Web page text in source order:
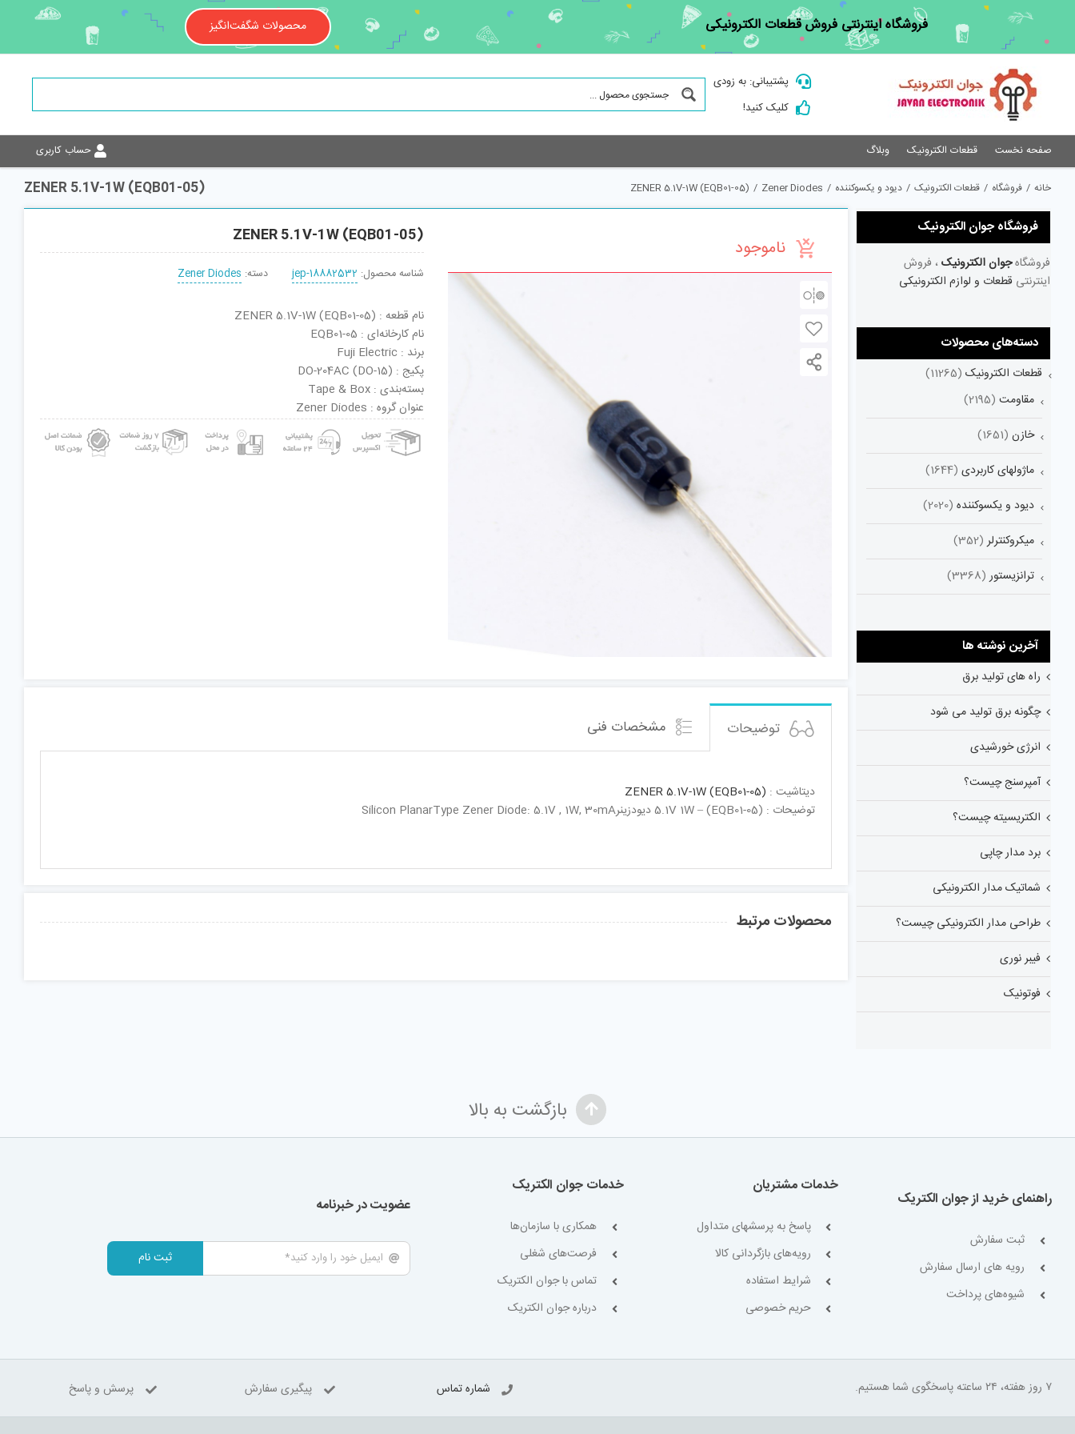
content
فروشگاه اینترنتی فروش قطعات الکترونیکی محصولات شگفت‌انگیز
پشتیبانی: به زودی
کلیک کنید!
صفحه نخست قطعات الکترونیک وبلاگ حساب کاربری
ZENER 5.1V-1W (EQB01-05) خانه / فروشگاه / قطعات الکترونیک / دیود و یکسوکننده /
Zener Diodes
/
ZENER 5.1V-1W (EQB01-05)
ناموجود ZENER 5.1V-1W (EQB01-05)
شناسه محصول: jep-18882532 دسته: Zener Diodes
نام قطعه : ZENER 5.1V-1W (EQB01-05)
نام کارخانه‌ای : EQB01-05
برند : Fuji Electric
پکیج : DO-204AC (DO-15)
بسته‌بندی : Tape & Box
عنوان گروه : Zener Diodes
توضیحات مشخصات فنی
دیتاشیت : ZENER 5.1V-1W (EQB01-05)
توضیحات : (EQB01-05) – 5.1V 1W دیودزینرSilicon PlanarType Zener Diode: 5.1V , 1W, 30mA
محصولات مرتبط
فروشگاه جوان الکترونیک
فروشگاهجوان الکترونیک ، فروش
اینترنتی قطعات و لوازم الکترونیکی
دسته‌های محصولات
قطعات الکترونیک (11265)
مقاومت (2195)
خازن (1651)
ماژولهای کاربردی (1644)
دیود و یکسوکننده (2020)
میکروکنترلر (352)
ترانزیستور (3368)
آخرین نوشته ها
راه های تولید برق
چگونه برق تولید می شود
انرژی خورشیدی
آمپرسنج چیست؟
الکتریسیته چیست؟
برد مدار چاپی
شماتیک مدار الکترونیکی
طراحی مدار الکترونیکی چیست؟
فیبر نوری
فوتونیک
بازگشت به بالا
راهنمای خرید از جوان الکتریک
ثبت سفارش
رویه های ارسال سفارش
شیوه‌های پرداخت
خدمات مشتریان
پاسخ به پرسشهای متداول
رویه‌های بازگردانی کالا
شرایط استفاده
حریم خصوصی
خدمات جوان الکتریک
همکاری با سازمان‌ها
فرصت‌های شغلی
تماس با جوان الکتریک
درباره جوان الکتریک
عضویت در خبرنامه
ثبت نام
۷ روز هفته، ۲۴ ساعته پاسخگوی شما هستیم. شماره تماس پیگیری سفارش پرسش و پاسخ